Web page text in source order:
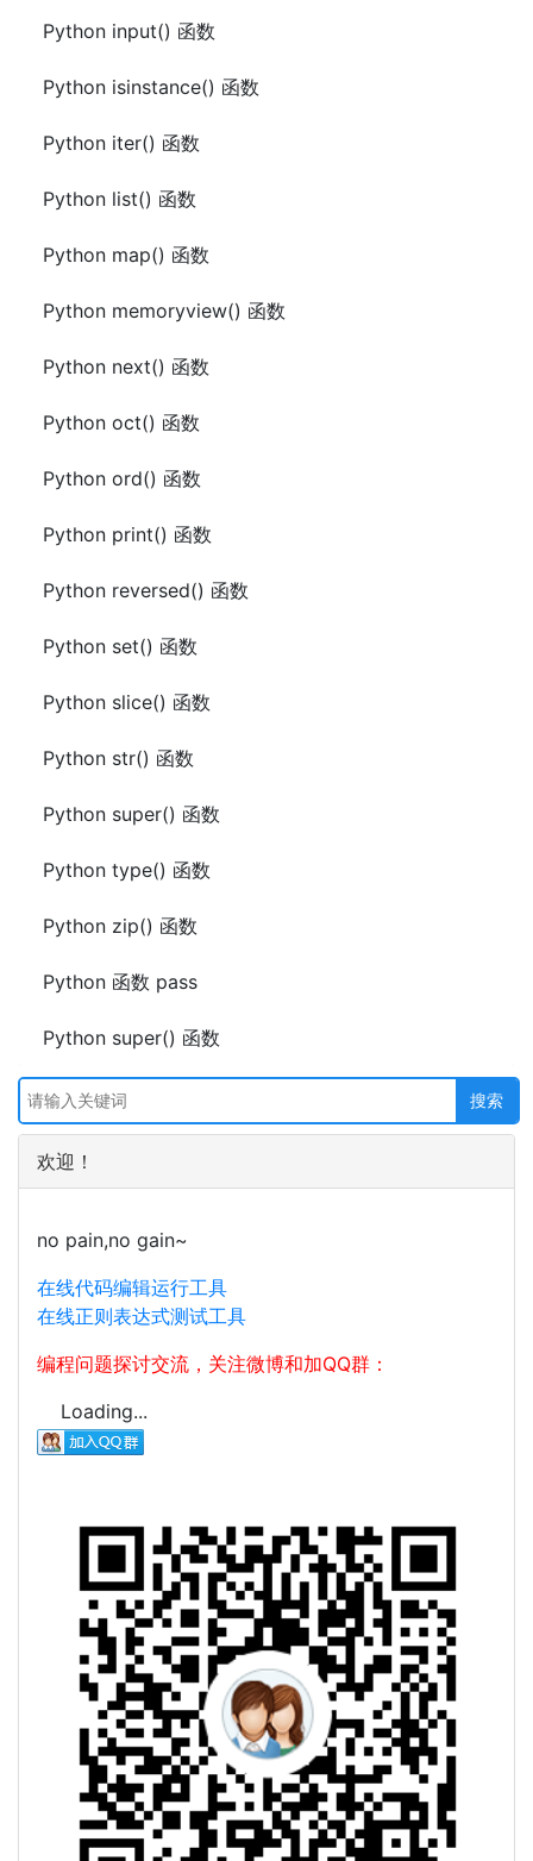
Python input() 函数
Python isinstance() 函数
Python iter() 函数
Python list() 函数
Python map() 函数
Python memoryview() 函数
Python next() 函数
Python oct() 函数
Python ord() 函数
Python print() 函数
Python reversed() 函数
Python set() 函数
Python slice() 函数
Python str() 函数
Python super() 函数
Python type() 函数
Python zip() 函数
Python 函数 pass
Python super() 函数
欢迎！
no pain,no gain~
在线代码编辑运行工具
在线正则表达式测试工具
编程问题探讨交流，关注微博和加QQ群：
Loading...